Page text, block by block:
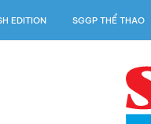
EDITION SGGP THỂ THAO